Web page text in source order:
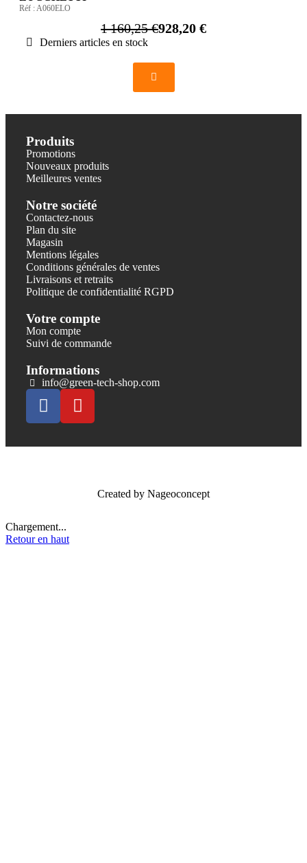
Réf : A060ELO
1 160,25 €928,20 €
Derniers articles en stock
Produits
Promotions
Nouveaux produits
Meilleures ventes
Notre société
Contactez-nous
Plan du site
Magasin
Mentions légales
Conditions générales de ventes
Livraisons et retraits
Politique de confidentialité RGPD
Votre compte
Mon compte
Suivi de commande
Informations
info@green-tech-shop.com
Created by Nageoconcept
Chargement...
Retour en haut